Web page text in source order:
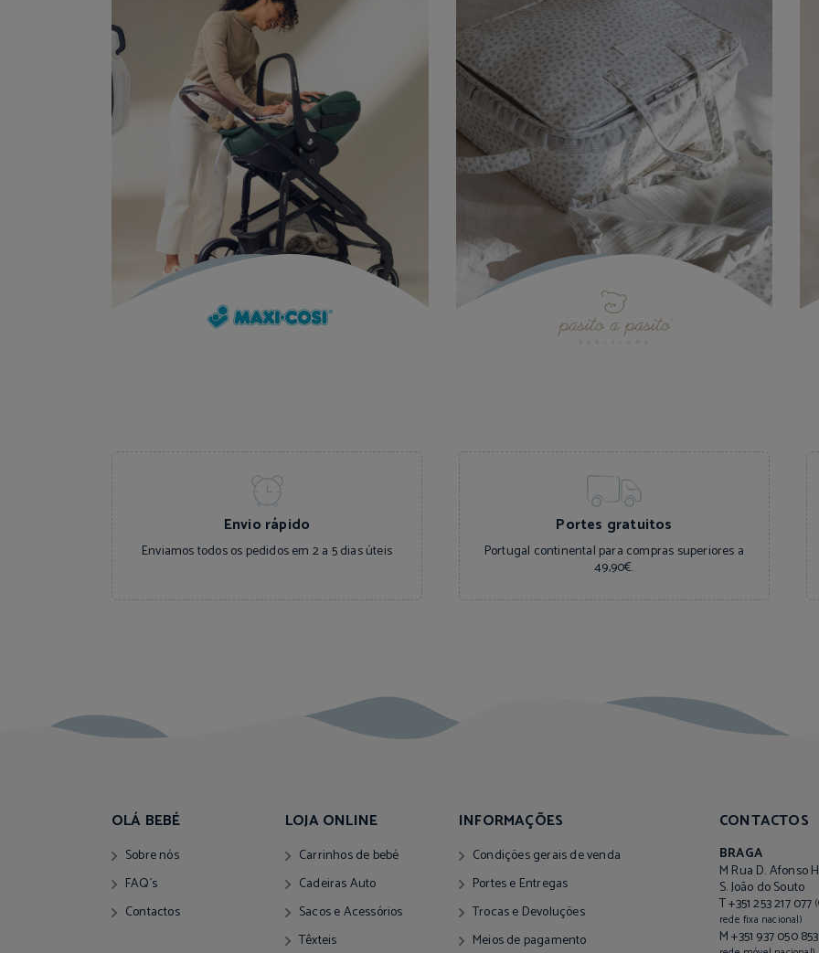
Envio rápido
Enviamos todos os pedidos em 2 a 5 dias úteis
Portes gratuitos
Portugal continental para compras superiores a
49,90€.
OLÁ BEBÉ
Sobre nós
FAQ´s
Contactos
LOJA ONLINE
Carrinhos de bebé
Cadeiras Auto
Sacos e Acessórios
Têxteis
INFORMAÇÕES
Condições gerais de venda
Portes e Entregas
Trocas e Devoluções
Meios de pagamento
CONTACTOS
BRAGA
M Rua D. Afonso
S. João do Souto
T +351 253 217 077
rede fixa nacional)
M +351 937 050